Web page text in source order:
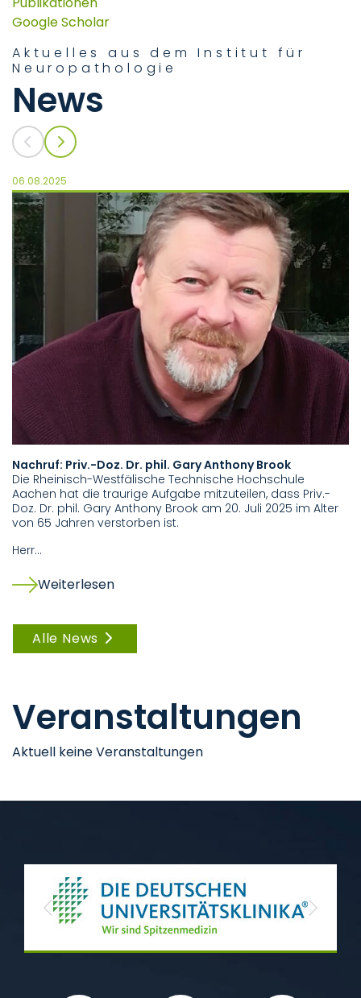
Google Scholar
Aktuelles aus dem Institut für
Neuropathologie
News
06.08.2025
Nachruf: Priv.-Doz. Dr. phil. Gary Anthony Brook
Die Rheinisch-Westfälische Technische Hochschule
Aachen hat die traurige Aufgabe mitzuteilen, dass Priv.-
Doz. Dr. phil. Gary Anthony Brook am 20. Juli 2025 im Alter
von 65 Jahren verstorben ist.
Herr…
Weiterlesen
Alle News
Veranstaltungen
Aktuell keine Veranstaltungen
Previous Next